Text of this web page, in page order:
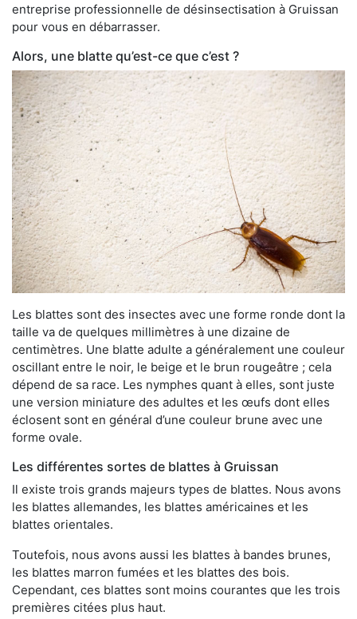
entreprise professionnelle de désinsectisation à Gruissan
pour vous en débarrasser.
Alors, une blatte qu’est-ce que c’est ?
Les blattes sont des insectes avec une forme ronde dont la
taille va de quelques millimètres à une dizaine de
centimètres. Une blatte adulte a généralement une couleur
oscillant entre le noir, le beige et le brun rougeâtre ; cela
dépend de sa race. Les nymphes quant à elles, sont juste
une version miniature des adultes et les œufs dont elles
éclosent sont en général d’une couleur brune avec une
forme ovale.
Les différentes sortes de blattes à Gruissan
Il existe trois grands majeurs types de blattes. Nous avons
les blattes allemandes, les blattes américaines et les
blattes orientales.
Toutefois, nous avons aussi les blattes à bandes brunes,
les blattes marron fumées et les blattes des bois.
Cependant, ces blattes sont moins courantes que les trois
premières citées plus haut.